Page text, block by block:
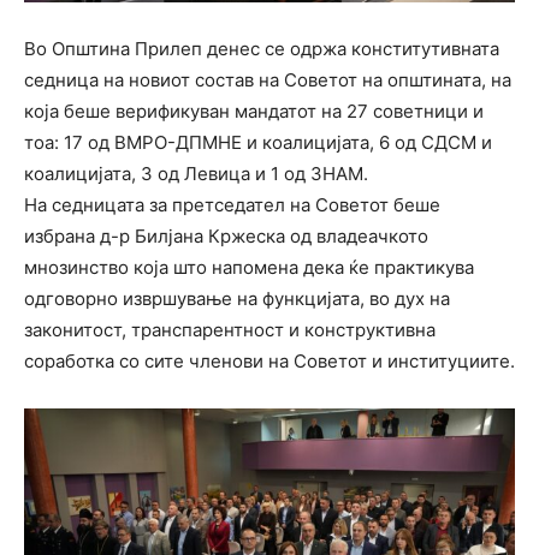
Во Општина Прилеп денес се одржа конститутивната
седница на новиот состав на Советот на општината, на
која беше верификуван мандатот на 27 советници и
тоа: 17 од ВМРО-ДПМНЕ и коалицијата, 6 од СДСМ и
коалицијата, 3 од Левица и 1 од ЗНАМ.
На седницата за претседател на Советот беше
избрана д-р Билјана Кржеска од владеачкото
мнозинство која што напомена дека ќе практикува
одговорно извршување на функцијата, во дух на
законитост, транспарентност и конструктивна
соработка со сите членови на Советот и институциите.